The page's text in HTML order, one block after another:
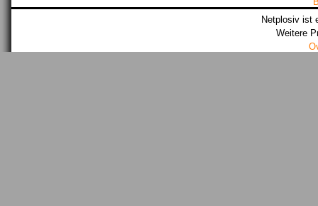
Netplosiv ist
Weitere